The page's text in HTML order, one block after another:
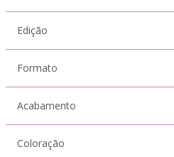
Edição
Formato
Acabamento
Coloração